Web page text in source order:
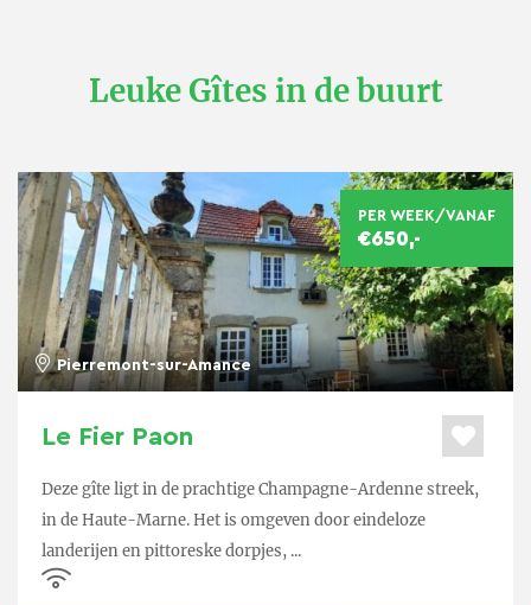
Leuke Gîtes in de buurt
PER WEEK/VANAF
€650,-
Pierremont-sur-Amance
Le Fier Paon
Deze gîte ligt in de prachtige Champagne-Ardenne streek,
in de Haute-Marne. Het is omgeven door eindeloze
landerijen en pittoreske dorpjes, ...